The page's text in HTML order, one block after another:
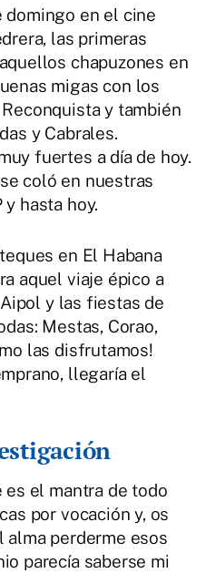
domingo en el cine
las primeras
chapuzones en
migas con los
y también
y Cabrales.
fuertes a día de hoy.
coló en nuestras
hasta hoy.
en El Habana
aquel viaje épico a
y las fiestas de
Mestas, Corao,
las disfrutamos!
llegaría el
es el mantra de todo
por vocación y, os
perderme esos
parecía saberse mi